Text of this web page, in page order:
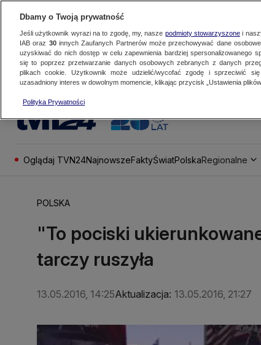
Oglądaj TVN24NajnowszeFaktyŚwiatPolskaRegionalne
POLSKA
"To pociski
tarczy ruszyła
13.05.2016, 14:25Aktualizacja: 13.05.2016, 21:27
Dbamy o Twoją prywatność
Jeśli użytkownik wyrazi na to zgodę, my, nasze podmioty stowarzyszonei
IAB oraz 30innych Zaufanych Partnerów może przechowywać dane
uzyskiwać do nich dostęp w celu zapewnienia bardziej spersonalizowanego
się to poprzez przetwarzanie danych osobowych zebranych z danych
plikach cookie. Użytkownik może udzielić/wycofać zgodę i sprzeciwić
uzasadniony interes w dowolnym momencie, klikając przycisk „Ustawienia
Polityka Prywatności